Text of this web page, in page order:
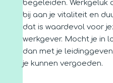
begeleiden. Werkgeluk
bij aan je vitaliteit en
dat is waardevol voor
werkgever. Mocht je in
dan met je
je kunnen vergoeden.